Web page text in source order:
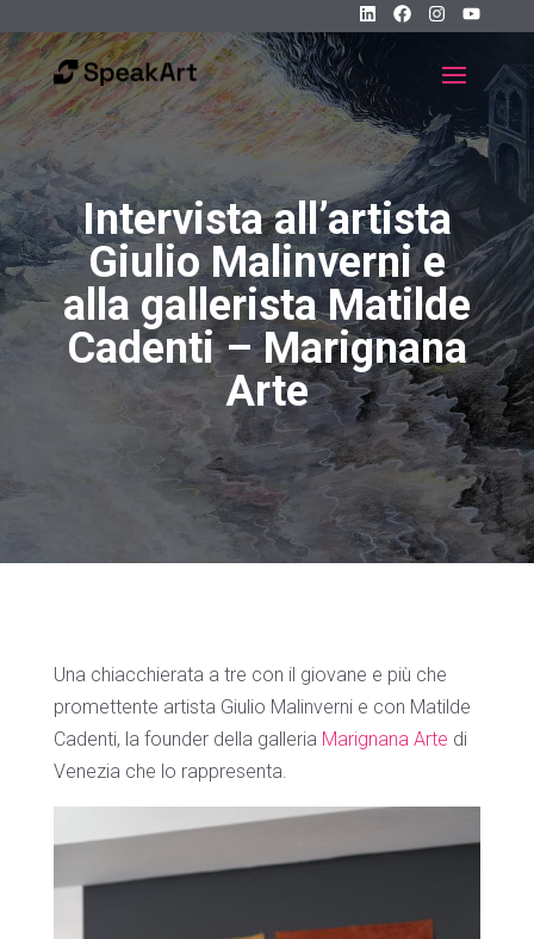
Intervista all’artista
Giulio Malinverni e
alla gallerista Matilde
Cadenti – Marignana
Arte
Una chiacchierata a tre con il giovane e più che
promettente artista Giulio Malinverni e con Matilde
Cadenti, la founder della galleria Marignana Arte di
Venezia che lo rappresenta.